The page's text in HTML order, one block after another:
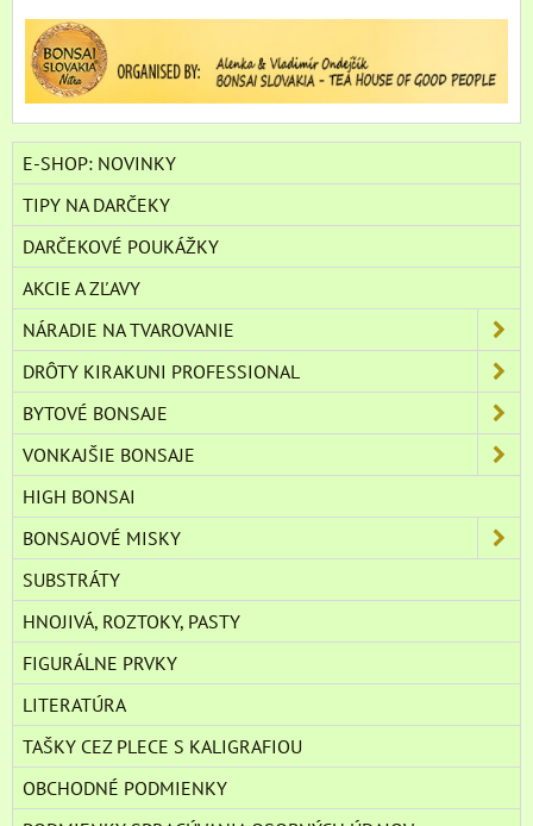
E-SHOP: NOVINKY
TIPY NA DARČEKY
DARČEKOVÉ POUKÁŽKY
AKCIE A ZĽAVY
NÁRADIE NA TVAROVANIE
DRÔTY KIRAKUNI PROFESSIONAL
BYTOVÉ BONSAJE
VONKAJŠIE BONSAJE
HIGH BONSAI
BONSAJOVÉ MISKY
SUBSTRÁTY
HNOJIVÁ, ROZTOKY, PASTY
FIGURÁLNE PRVKY
LITERATÚRA
TAŠKY CEZ PLECE S KALIGRAFIOU
OBCHODNÉ PODMIENKY